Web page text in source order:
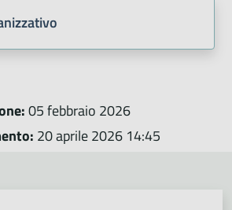
05 febbraio 2026
20 aprile 2026 14:45